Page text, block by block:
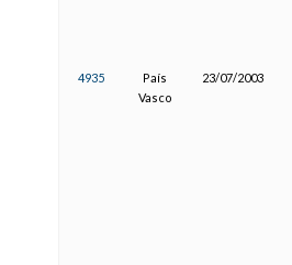
4935
País
Vasco
23/07/2003